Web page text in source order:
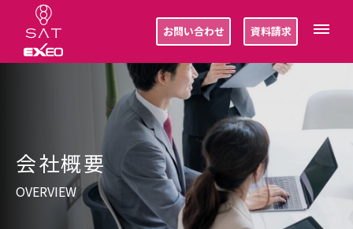
お問い合わせ 資料請求
会社概要
OVERVIEW